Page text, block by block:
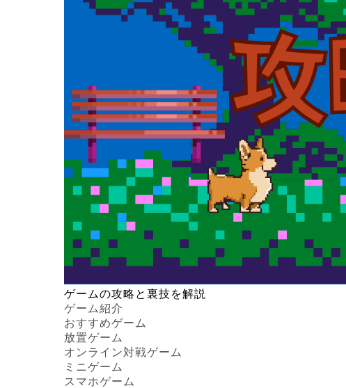
ゲームの攻略と裏技を解説
ゲーム紹介
おすすめゲーム
放置ゲーム
オンライン対戦ゲーム
ミニゲーム
スマホゲーム